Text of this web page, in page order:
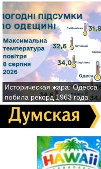
Историческая жара: Одесса
побила рекорд 1963 года